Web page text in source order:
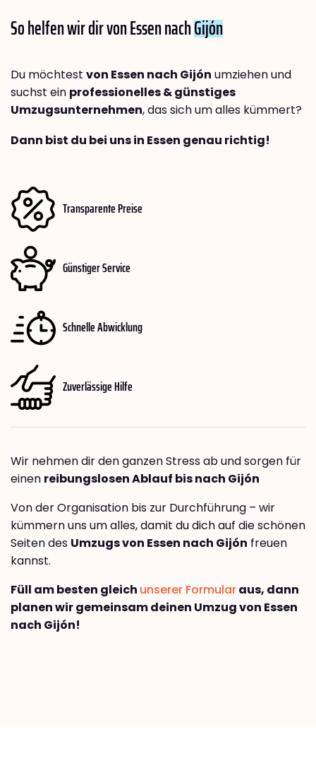
So helfen wir dir von Essen nachGijón
Du möchtest von Essen nach Gijón umziehen und
suchst ein professionelles & günstiges
Umzugsunternehmen, das sich um alles kümmert?
Dann bist du bei uns in Essen genau richtig!
Transparente Preise
Günstiger Service
Schnelle Abwicklung
Zuverlässige Hilfe
Wir nehmen dir den ganzen Stress ab und sorgen für
einen reibungslosen Ablauf bis nach Gijón
Von der Organisation bis zur Durchführung – wir
kümmern uns um alles, damit du dich auf die schönen
Seiten des Umzugs von Essen nach Gijón freuen
kannst.
Füll am besten gleich unserer Formularaus, dann
planen wir gemeinsam deinen Umzug von Essen
nach Gijón!